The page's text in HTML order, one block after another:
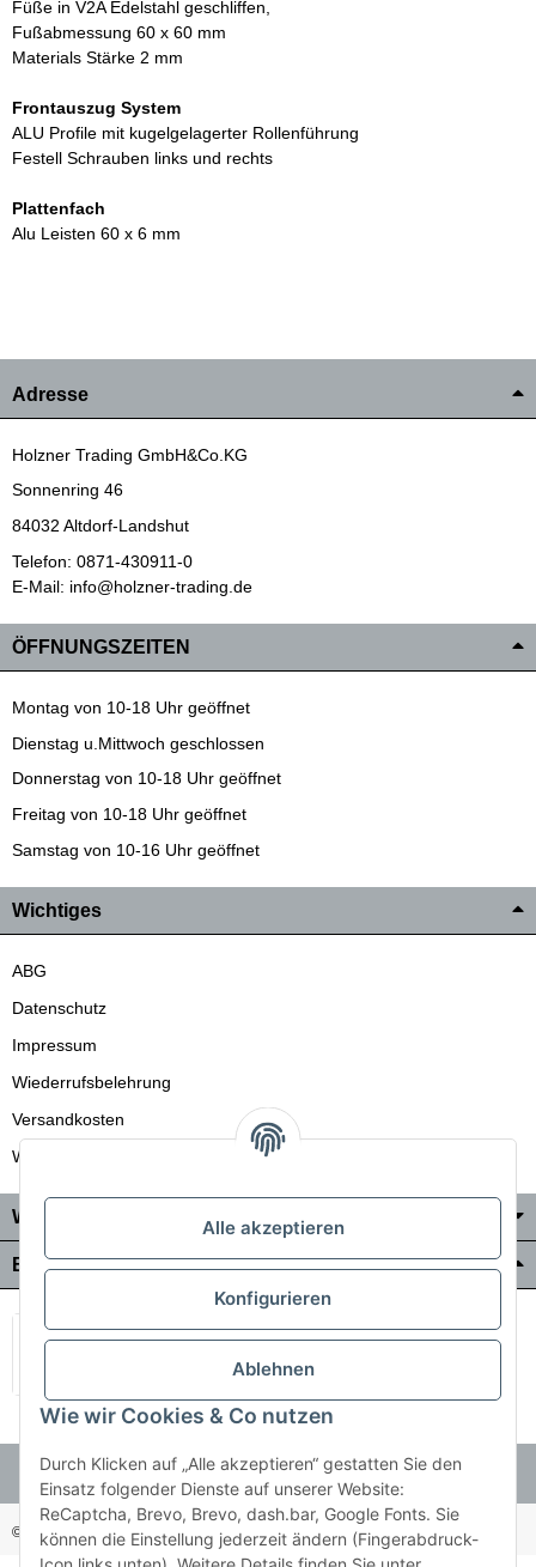
Füße in V2A Edelstahl geschliffen,
Fußabmessung 60 x 60 mm
Materials Stärke 2 mm
Frontauszug System
ALU Profile mit kugelgelagerter Rollenführung
Festell Schrauben links und rechts
Plattenfach
Alu Leisten 60 x 6 mm
Adresse
Holzner Trading GmbH&Co.KG
Sonnenring 46
84032 Altdorf-Landshut
Telefon: 0871-430911-0
E-Mail: info@holzner-trading.de
ÖFFNUNGSZEITEN
Montag von 10-18 Uhr geöffnet
Dienstag u.Mittwoch geschlossen
Donnerstag von 10-18 Uhr geöffnet
Freitag von 10-18 Uhr geöffnet
Samstag von 10-16 Uhr geöffnet
Wichtiges
ABG
Datenschutz
Impressum
Wiederrufsbelehrung
Versandkosten
Wir liefern auch in die Schweiz
Wo Sie uns finden
Bezahlung & Versand
© Holzner-Trading GmbH&Co KG Besucherzähler: 3511255
Alle akzeptieren
Konfigurieren
Ablehnen
Wie wir Cookies & Co nutzen
Durch Klicken auf „Alle akzeptieren“ gestatten Sie den
Einsatz folgender Dienste auf unserer Website:
ReCaptcha, Brevo, Brevo, dash.bar, Google Fonts. Sie
können die Einstellung jederzeit ändern (Fingerabdruck-